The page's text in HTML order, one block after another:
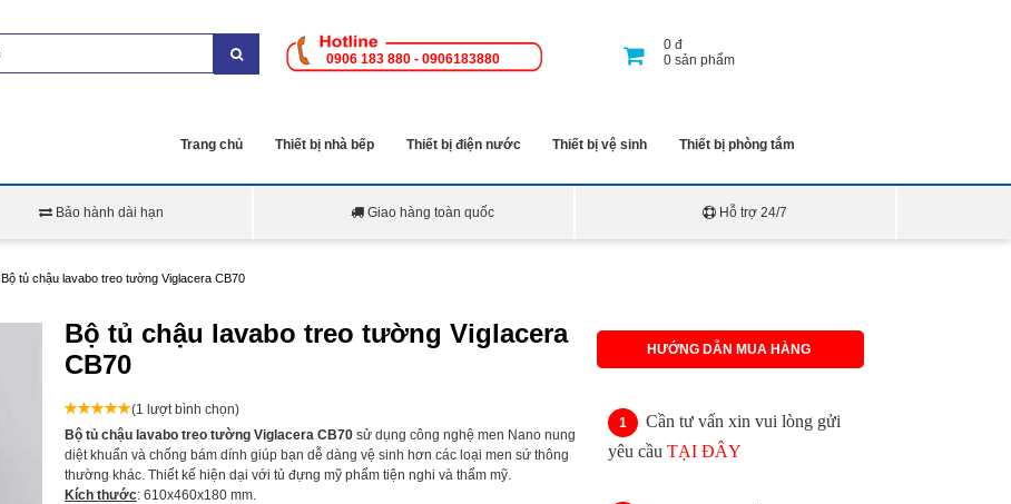
0906 183 880 - 0906183880
0đ
0sản phẩm
Trang chủ Thiết bị nhà bếp Thiết bị điện nước Thiết bị vệ sinh Thiết bị phòng tắm
Bảo hành dài hạn Giao hàng toàn quốc Hỗ trợ 24/7
Bộ tủ chậu lavabo treo tường Viglacera CB70
Bộ tủ chậu lavabo treo tường Viglacera
CB70
(1 lượt bình chọn)
Bộ tủ chậu lavabo treo tường Viglacera CB70 sử dụng công nghệ men Nano nung
diệt khuẩn và chống bám dính giúp bạn dễ dàng vệ sinh hơn các loại men sứ thông
thường khác. Thiết kế hiện dại với tủ đựng mỹ phẩm tiện nghi và thẩm mỹ.
Kích thước: 610x460x180 mm.
HƯỚNG DẪN MUA HÀNG
Cần tư vấn xin vui lòng gửi
yêu cầu TẠI ĐÂY